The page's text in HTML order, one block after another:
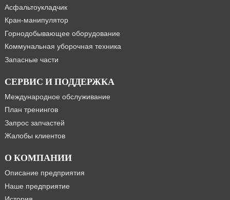
Асфальтоукладчик
Кран-манипулятор
Горнодобывающее оборудование
Коммунальная уборочная техника
Запасные части
СЕРВИС И ПОДДЕРЖКА
Международное обслуживание
План тренингов
Запрос запчастей
Жалобы клиентов
О КОМПАНИИ
Описание предприятия
Наше предприятие